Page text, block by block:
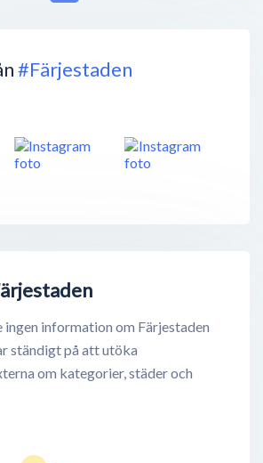
#Färjestaden
ingen information om Färjestaden
ständigt på att utöka
om kategorier, städer och